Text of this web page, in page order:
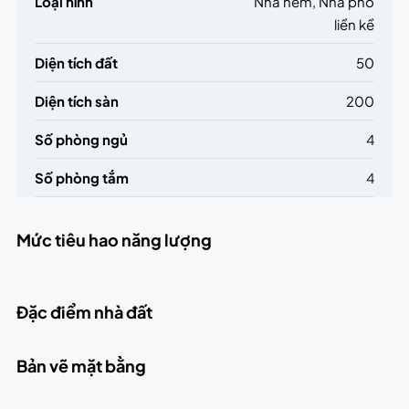
liền kề
Diện tích đất 50
Diện tích sàn 200
Số phòng ngủ 4
Số phòng tắm 4
Mức tiêu hao năng lượng
Đặc điểm nhà đất
Bản vẽ mặt bằng